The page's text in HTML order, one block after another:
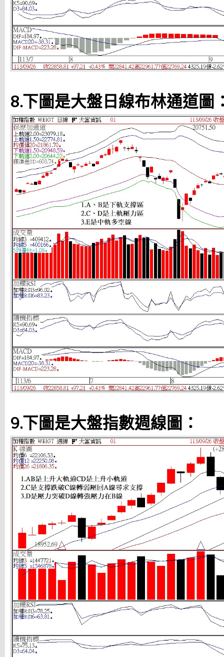
8.下圖是大盤日線布林通道圖
9.下圖是大盤指數週線圖：